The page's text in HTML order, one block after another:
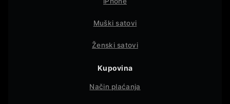
Muški satovi
Ženski satovi
Kupovina
Način plaćanja